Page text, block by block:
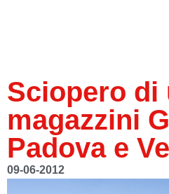
Sciopero di
magazzini
Padova e
09-06-2012